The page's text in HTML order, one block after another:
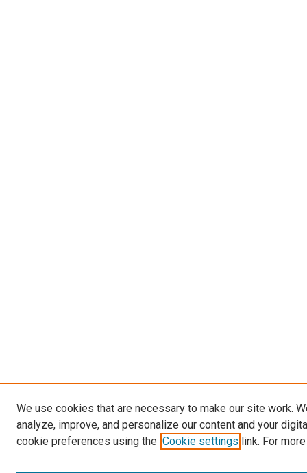
We use cookies that are necessary to make our site work.
analyze, improve, and personalize our content and your
cookie preferences using the Cookie settings link. For